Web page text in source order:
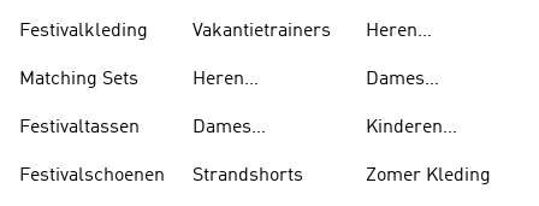
Festivalkleding
Matching Sets
Festivaltassen
Festivalschoenen
Vakantietrainers
Heren
Dames
Strandshorts
Heren
Dames
Kinderen
Zomer Kleding